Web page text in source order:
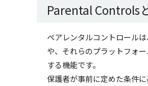
Parental Controls
ペアレンタルコントロール
や、それらのプラットフォ
する機能です。
保護者が事前に定めた条件